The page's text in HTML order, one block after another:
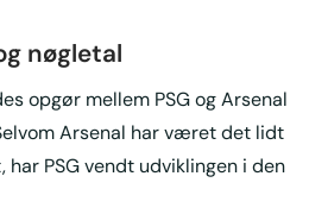
nøgletal
opgør mellem PSG og Arsenal
Arsenal har været det lidt
PSG vendt udviklingen i den